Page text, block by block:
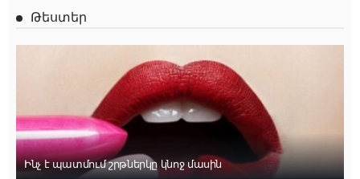
Թեստեր
Ինչ է պատմում շրթներկը կնոջ մասին